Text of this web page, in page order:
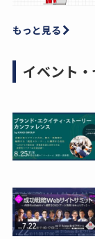
もっと見る
イベント